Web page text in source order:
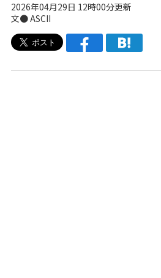
2026年04月29日 12時00分更新
文● ASCII